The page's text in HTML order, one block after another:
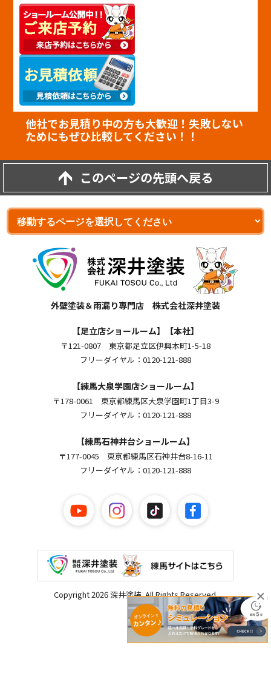
他社でお見積り中の方も大歓迎！失敗しない
ためにもぜひ比較してください！！
このページの先頭へ戻る
外壁塗装＆雨漏り専門店 株式会社深井塗装
【足立店ショールーム】【本社】
〒121-0807 東京都足立区伊興本町1-5-18
フリーダイヤル：0120-121-888
【練馬大泉学園店ショールーム】
〒178-0061 東京都練馬区大泉学園町1丁目3-9
フリーダイヤル：0120-121-888
【練馬石神井台ショールーム】
〒177-0045 東京都練馬区石神井台8-16-11
フリーダイヤル：0120-121-888
Copyright 2026 深井塗装. All Rights Reserved.